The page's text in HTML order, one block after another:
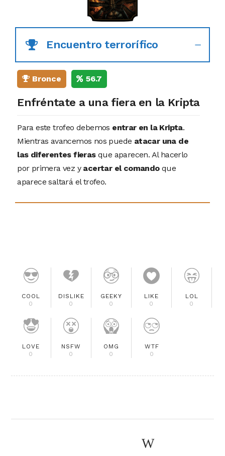
Encuentro terrorífico
Bronce 56.7
Enfréntate a una fiera en la Kripta
Para este trofeo debemos entrar en la Kripta.
Mientras avancemos nos puede atacar una de
las diferentes fierasque aparecen. Al hacerlo
por primera vez yacertar el comandoque
aparece saltará el trofeo.
COOL
0
DISLIKE
0
GEEKY
0
LIKE
0
LOL
0
LOVE
0
NSFW
0
OMG
0
WTF
0